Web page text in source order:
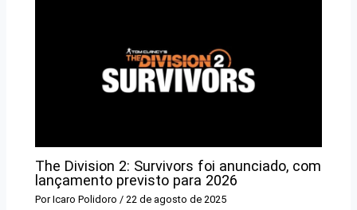
The Division 2: Survivors foi anunciado, com
lançamento previsto para 2026
PorIcaro Polidoro/22 de agosto de 2025